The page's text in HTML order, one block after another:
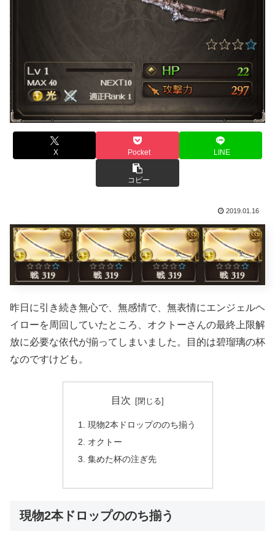
X Pocket LINE
コピー
2019.01.16
昨日に引き続き無心で、無感情で、無表情にエンジェルヘ
イローを周回していたところ、オクトーさんの最終上限解
放に必要な依代が揃ってしまいました。目的は碧瑠璃の杯
なのですけども。
目次
現物2本ドロップののち揃う
オクトー
集めた杯の注ぎ先
現物2本ドロップののち揃う